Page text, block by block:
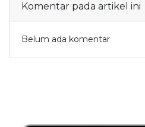
Komentar pada artikel ini
Belum ada komentar